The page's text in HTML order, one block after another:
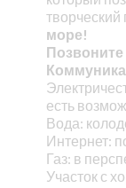
творческий
море!
Позвоните
есть
Вода:
Интернет:
Газ: в
Участок с